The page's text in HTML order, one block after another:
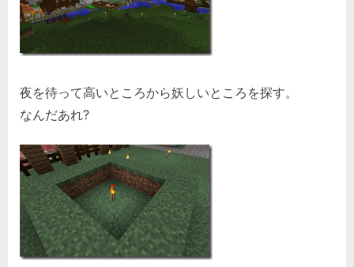
夜を待って高いところから妖しいところを探す。
なんだあれ?